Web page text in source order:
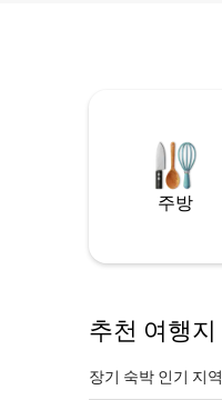
주방
추천 여행지
장기 숙박 인기 지역